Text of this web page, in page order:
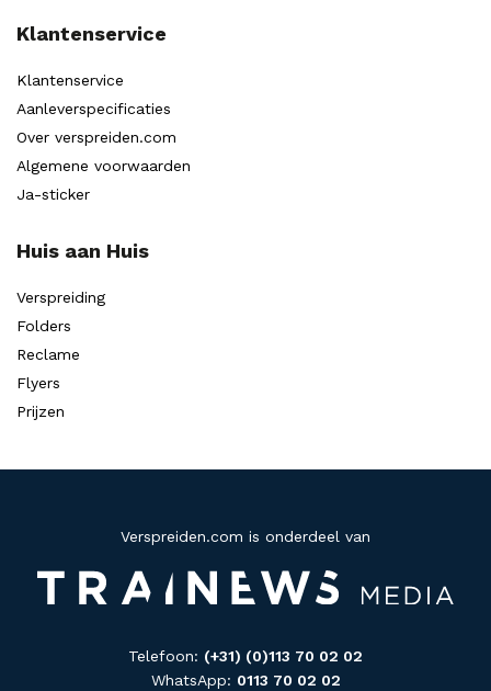
Klantenservice
Klantenservice
Aanleverspecificaties
Over verspreiden.com
Algemene voorwaarden
Ja-sticker
Huis aan Huis
Verspreiding
Folders
Reclame
Flyers
Prijzen
Verspreiden.com is onderdeel van
Telefoon: (+31) (0)113 70 02 02
WhatsApp: 0113 70 02 02